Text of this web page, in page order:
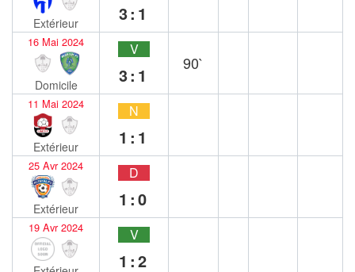
Extérieur 3:1
16 Mai 2024
Domicile
V
3:1
90`
11 Mai 2024
Extérieur
N
1:1
25 Avr 2024
Extérieur
D
1:0
19 Avr 2024 V
1:2